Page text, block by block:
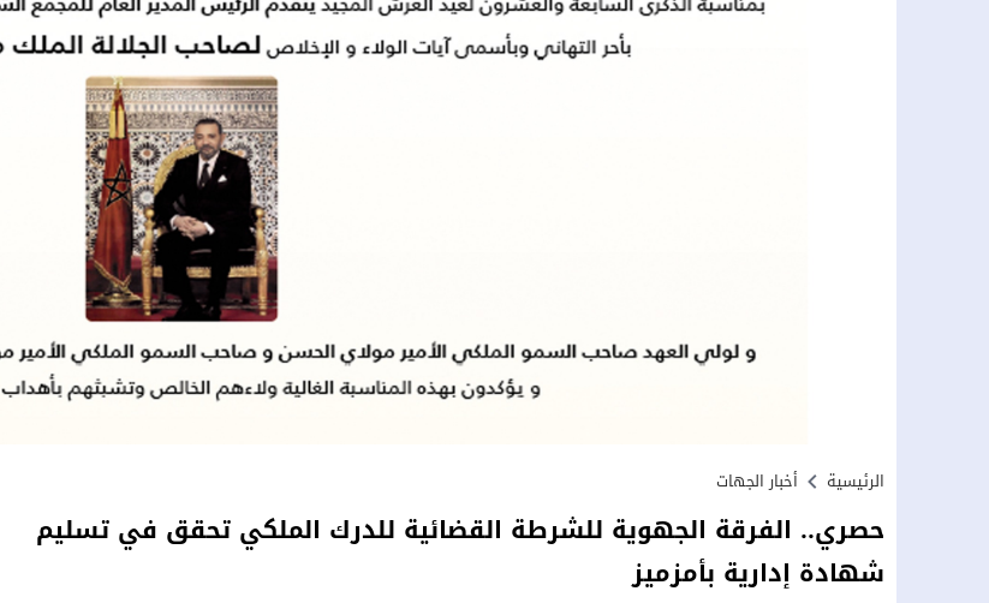
الرئيسية أخبار الجهات
حصري.. الفرقة الجهوية للشرطة القضائية للدرك الملكي تحقق في تسليم
شهادة إدارية بأمزميز